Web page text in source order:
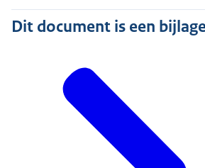
Dit document is een